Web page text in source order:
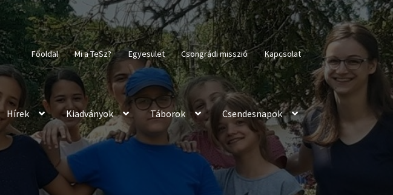
Főoldal Mi a TeSz? Egyesület Csongrádi misszió Kapcsolat
Hírek Kiadványok Táborok Csendesnapok